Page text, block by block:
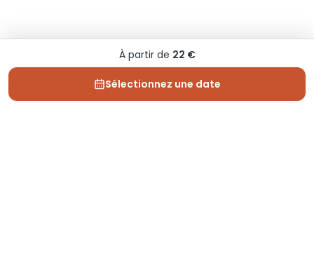
À partir de 22 €
Sélectionnez une date